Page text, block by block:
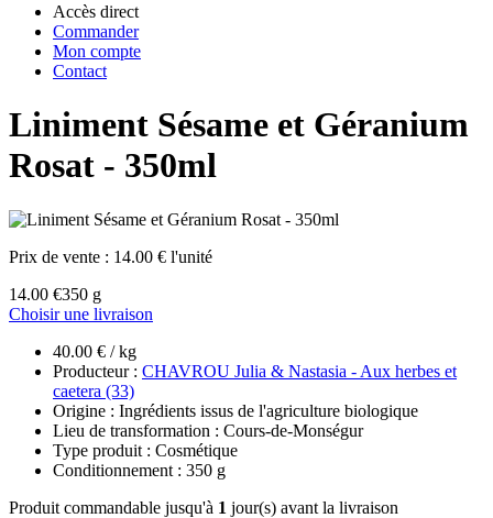
Accès direct
Commander
Mon compte
Contact
Liniment Sésame et Géranium
Rosat - 350ml
Prix de vente : 14.00 € l'unité
14.00 €350 g
Choisir une livraison
40.00 € / kg
Producteur : CHAVROU Julia & Nastasia - Aux herbes et
caetera (33)
Origine : Ingrédients issus de l'agriculture biologique
Lieu de transformation : Cours-de-Monségur
Type produit : Cosmétique
Conditionnement : 350 g
Produit commandable jusqu'à 1 jour(s) avant la livraison